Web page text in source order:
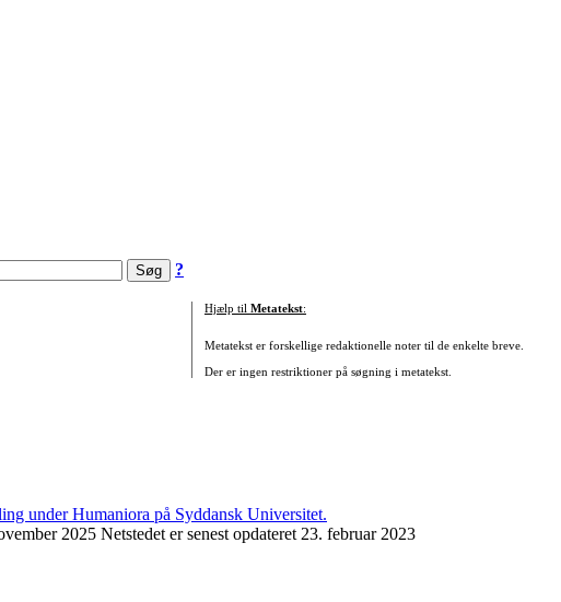
?
Hjælp til Metatekst:
Metatekst er forskellige redaktionelle noter til de enkelte breve.
Der er ingen restriktioner på søgning i metatekst.
2025 Netstedet er senest opdateret 23. februar 2023